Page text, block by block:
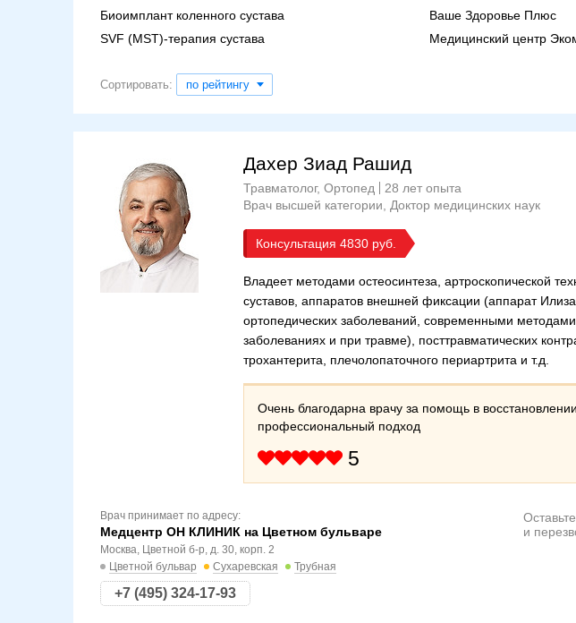
Биоимплант коленного сустава
Ваше Здоровье Плюс
SVF (MST)-терапия сустава
Медицинский центр
Сортировать: по рейтингу
Дахер Зиад Рашид
Травматолог, Ортопед
28 лет опыта
Врач высшей категории
Доктор медицинских наук
Консультация 4830
Владеет методами остеосинтеза, артроскопической
суставов, аппаратов внешней фиксации (аппарат
ортопедических заболеваний, современными
заболеваниях и при травме), посттравматических
трохантерита, плечолопаточного периартрита и т.д.
Очень благодарна врачу за помощь в
профессиональный подход
5
Врач принимает по адресу:
Медцентр ОН КЛИНИК на Цветном бульваре
Москва, Цветной б-р, д. 30, корп. 2
Цветной бульвар
Сухаревская Трубная
+7 (495) 324-17-93
и